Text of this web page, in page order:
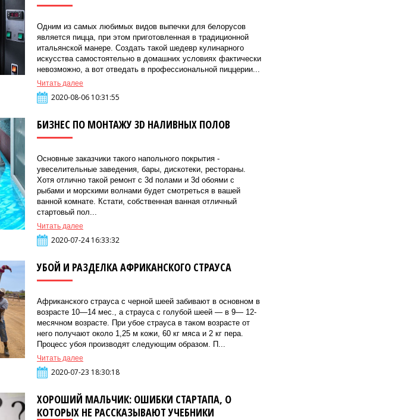
Одним из самых любимых видов выпечки для белорусов
является пицца, при этом приготовленная в традиционной
итальянской манере. Создать такой шедевр кулинарного
искусства самостоятельно в домашних условиях фактически
невозможно, а вот отведать в профессиональной пиццерии...
Читать далее
2020-08-06 10:31:55
БИЗНЕС ПО МОНТАЖУ 3D НАЛИВНЫХ ПОЛОВ
Основные заказчики такого напольного покрытия -
увеселительные заведения, бары, дискотеки, рестораны.
Хотя отлично такой ремонт с 3d полами и 3d обоями с
рыбами и морскими волнами будет смотреться в вашей
ванной комнате. Кстати, собственная ванная отличный
стартовый пол...
Читать далее
2020-07-24 16:33:32
УБОЙ И РАЗДЕЛКА АФРИКАНСКОГО СТРАУСА
Африканского страуса с черной шеей забивают в основном в
возрасте 10—14 мес., а страуса с голубой шеей — в 9— 12-
месячном возрасте. При убое страуса в таком возрасте от
него получают около 1,25 м кожи, 60 кг мяса и 2 кг пера.
Процесс убоя производят следующим образом. П...
Читать далее
2020-07-23 18:30:18
ХОРОШИЙ МАЛЬЧИК: ОШИБКИ СТАРТАПА, О
КОТОРЫХ НЕ РАССКАЗЫВАЮТ УЧЕБНИКИ